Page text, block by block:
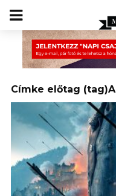
Címke előtag